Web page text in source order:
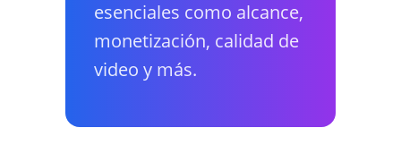
esenciales como alcance,
monetización, calidad de
video y más.